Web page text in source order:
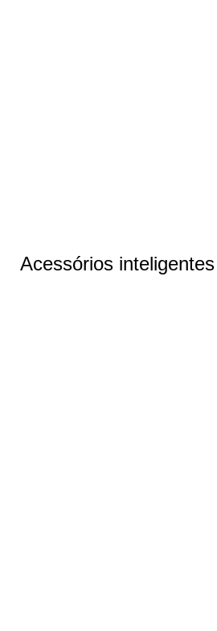
Acessórios inteligentes